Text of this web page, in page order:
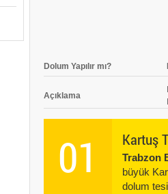
Dolum Yapılır mı?
Açıklama
01 Kartuş
Trabzon
büyük
dolum